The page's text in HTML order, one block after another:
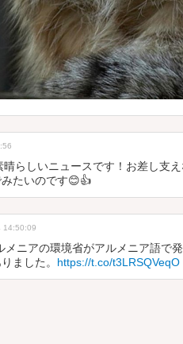
晴らしいニュースです！お差し支
たいのです😊👍
14:50:09
メニアの環境省がアルメニア語で
ました。 https://t.co/t3LRSQVeqO